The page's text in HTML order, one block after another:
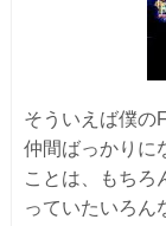
そういえば僕の
仲間ばっかりに
ことは、もちろ
っていたいろん